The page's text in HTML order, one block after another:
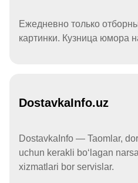
Ежедневно только
картинки. Кузница юмора
DostavkaInfo.uz
DostavkaInfo — Taomlar,
uchun kerakli boʻlagan
xizmatlari bor servislar.